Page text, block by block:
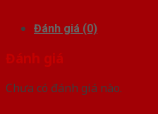
Đánh giá (0)
Đánh giá
Chưa có đánh giá nào.